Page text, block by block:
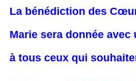
La bénédiction des
Marie sera donnée
à tous ceux qui